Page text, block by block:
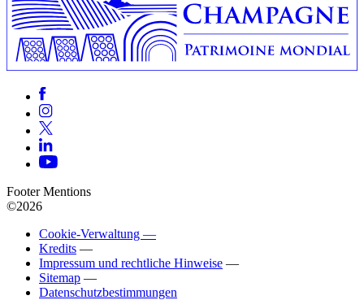
Footer Mentions
©2026
Cookie-Verwaltung —
Kredits —
Impressum und rechtliche Hinweise —
Sitemap —
Datenschutzbestimmungen